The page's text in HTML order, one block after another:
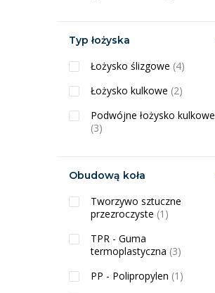
Typ łożyska
Łożysko ślizgowe (4)
Łożysko kulkowe (2)
Podwójne łożysko kulkowe
(3)
Obudową koła
Tworzywo sztuczne
przezroczyste (1)
TPR - Guma
termoplastyczna (3)
PP - Polipropylen (1)